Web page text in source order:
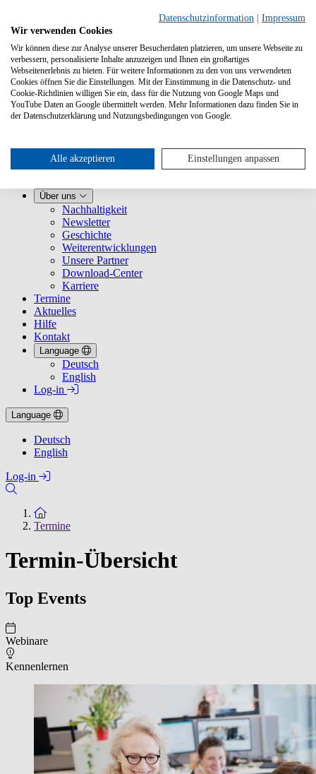
Leistungen
VLB-TIX kennenlernen
Für Vertretungen
Für Presse
Über uns
Nachhaltigkeit
Newsletter
Geschichte
Weiterentwicklungen
Unsere Partner
Download-Center
Karriere
Termine
Aktuelles
Hilfe
Kontakt
Language
Deutsch
English
Log-in
Language
Deutsch
English
Log-in
Zur Startseite
Termine
Termin-Übersicht
Top Events
Webinare
Kennenlernen
Datenschutzinformation
Impressum
Wir verwenden Cookies
Wir können diese zur Analyse unserer Besucherdaten platzieren, um unsere Webseite zu
verbessern, personalisierte Inhalte anzuzeigen und Ihnen ein großartiges
Webseitenerlebnis zu bieten. Für weitere Informationen zu den von uns verwendeten
Cookies öffnen Sie die Einstellungen. Mit der Einstimmung in die Datenschutz- und
Cookie-Richtlinien willigen Sie ein, dass für die Nutzung von Google Maps und
YouTube Daten an Google übermittelt werden. Mehr Informationen dazu finden Sie in
der Datenschutzerklärung und Nutzungsbedingungen von Google.
Alle akzeptieren Einstellungen anpassen